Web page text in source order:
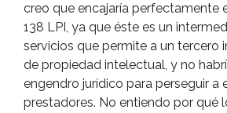
creo que encajarí­a perfectamente
138 LPI, ya que éste es un
servicios que permite a un tercero
de propiedad intelectual, y no
engendro jurí­dico para perseguir a
prestadores. No entiendo por qué